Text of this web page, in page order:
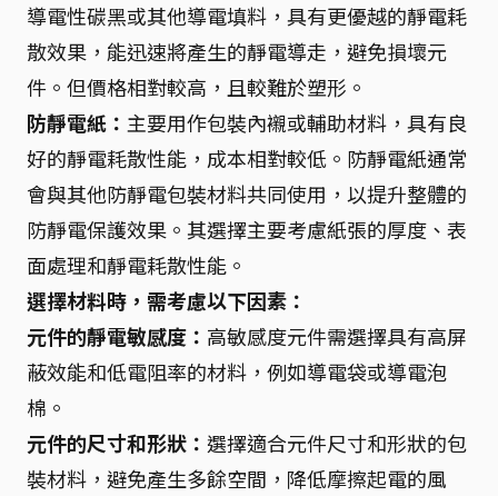
導電性碳黑或其他導電填料，具有更優越的靜電耗
散效果，能迅速將產生的靜電導走，避免損壞元
件。但價格相對較高，且較難於塑形。
防靜電紙： 主要用作包裝內襯或輔助材料，具有良
好的靜電耗散性能，成本相對較低。防靜電紙通常
會與其他防靜電包裝材料共同使用，以提升整體的
防靜電保護效果。其選擇主要考慮紙張的厚度、表
面處理和靜電耗散性能。
選擇材料時，需考慮以下因素：
元件的靜電敏感度： 高敏感度元件需選擇具有高屏
蔽效能和低電阻率的材料，例如導電袋或導電泡
棉。
元件的尺寸和形狀： 選擇適合元件尺寸和形狀的包
裝材料，避免產生多餘空間，降低摩擦起電的風